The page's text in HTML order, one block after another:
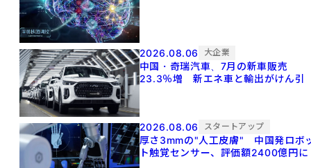
2026.08.06 大企業
中国・奇瑞汽車、7月の新車販売
23.3％増 新エネ車と輸出がけん引
2026.08.06 スタートアップ
厚さ3mmの"人工皮膚" 中国発ロボ
ト触覚センサー、評価額2400億円に